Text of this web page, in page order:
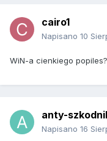
cairo1
Napisano 10
WiN-a cienkiego popiles?
anty-
Napisano 16